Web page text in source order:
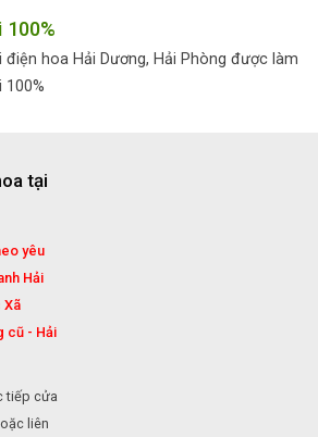
hoa Hải Dương, Hải Phòng được làm
tại
yêu
Hải
Xã
cũ - Hải
tiếp cửa
liên